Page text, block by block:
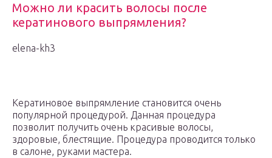
Можно ли красить волосы после
кератинового выпрямления?
elena-kh3
Кератиновое выпрямление становится очень
популярной процедурой. Данная процедура
позволит получить очень красивые волосы,
здоровые, блестящие. Процедура проводится только
в салоне, руками мастера.